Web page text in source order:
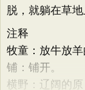
脱，就躺在草地
注释
牧童：放牛放羊
铺：铺开。
横野：辽阔的原